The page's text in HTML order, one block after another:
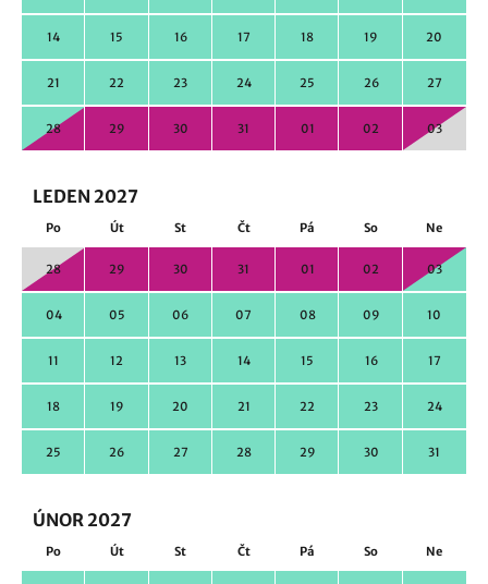
14 15 16 17 18 19 20
21 22 23 24 25 26 27
28 29 30 31 01 02 03
LEDEN 2027
Po Út St Čt Pá So Ne
28 29 30 31 01 02 03
04 05 06 07 08 09 10
11 12 13 14 15 16 17
18 19 20 21 22 23 24
25 26 27 28 29 30 31
ÚNOR 2027
Po Út St Čt Pá So Ne